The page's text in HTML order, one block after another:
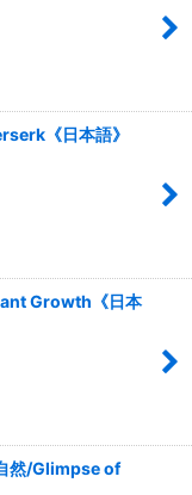
《日本語》
Growth《日本
然/Glimpse of